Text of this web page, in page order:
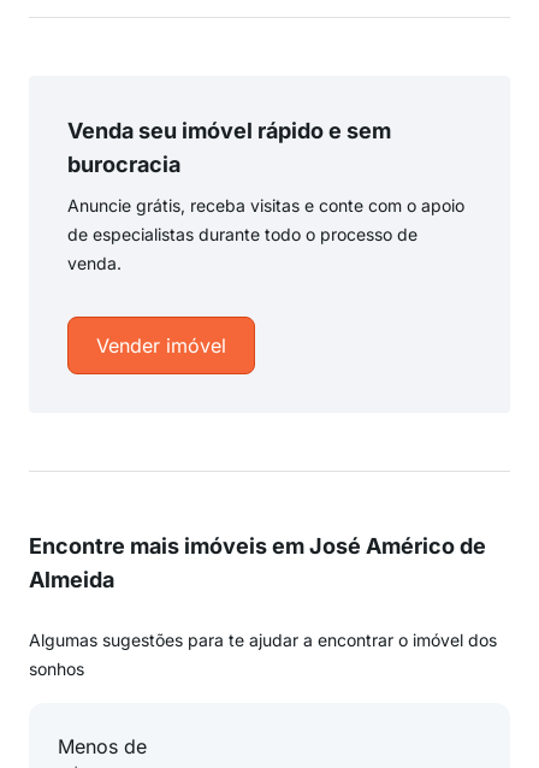
Venda seu imóvel rápido e sem
burocracia
Anuncie grátis, receba visitas e conte com o apoio
de especialistas durante todo o processo de
venda.
Vender imóvel
Encontre mais imóveis em José Américo de
Almeida
Algumas sugestões para te ajudar a encontrar o imóvel dos
sonhos
Menos de